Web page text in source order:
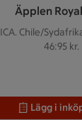
Äpplen
ICA. Chile/
46:95 kr.
Lägg i